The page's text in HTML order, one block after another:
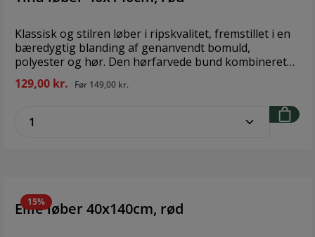
Klassisk og stilren løber i ripskvalitet, fremstillet i en
bæredygtig blanding af genanvendt bomuld,
polyester og hør. Den hørfarvede bund kombineret
med et diskret stribet mønster giver løberen et tidløst
udtryk, der passer både i moderne og traditionelle
stoffet en god fasthed og et smukt fald. Brand:
129,00 kr. Før 149,00 kr.
15%
Ellie løber 40x140cm, rød